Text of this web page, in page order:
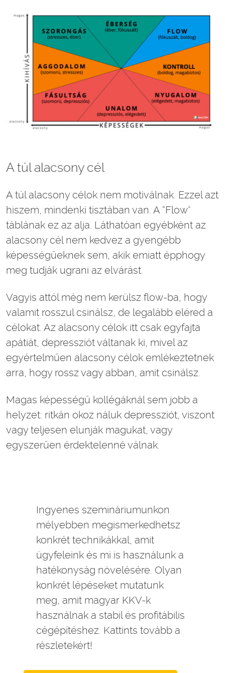
A túl alacsony cél
A túl alacsony célok nem motiválnak. Ezzel azt
hiszem, mindenki tisztában van. A “Flow”
táblának ez az alja. Láthatóan egyébként az
alacsony cél nem kedvez a gyengébb
képességűeknek sem, akik emiatt épphogy
meg tudják ugrani az elvárást.
Vagyis attól még nem kerülsz flow-ba, hogy
valamit rosszul csinálsz, de legalább eléred a
célokat. Az alacsony célok itt csak egyfajta
apátiát, depressziót váltanak ki, mivel az
egyértelműen alacsony célok emlékeztetnek
arra, hogy rossz vagy abban, amit csinálsz.
Magas képességű kollégáknál sem jobb a
helyzet: ritkán okoz náluk depressziót, viszont
vagy teljesen elunják magukat, vagy
egyszerűen érdektelenné válnak.
Ingyenes szemináriumunkon
mélyebben megismerkedhetsz
konkrét technikákkal, amit
ügyfeleink és mi is használunk a
hatékonyság növelésére. Olyan
konkrét lépéseket mutatunk
meg, amit magyar KKV-k
használnak a stabil és profitábilis
cégépítéshez. Kattints tovább a
részletekért!